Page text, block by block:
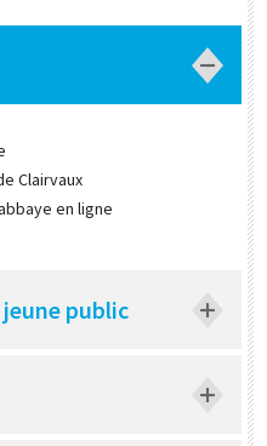
Clairvaux
en ligne
public